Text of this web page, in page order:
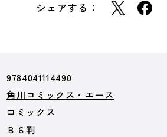
シェアする：
9784041114490
角川コミックス・エース
コミックス
Ｂ６判